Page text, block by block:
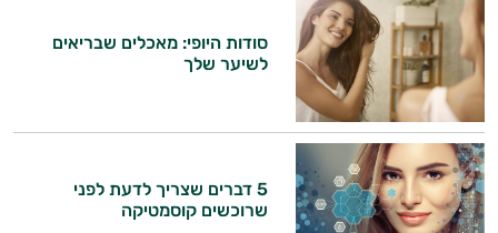
סודות היופי: מאכלים שבריאים
לשיער שלך
5 דברים שצריך לדעת לפני
שרוכשים קוסמטיקה